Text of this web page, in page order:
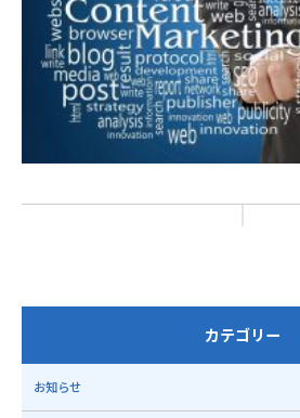
カテゴリー
お知らせ